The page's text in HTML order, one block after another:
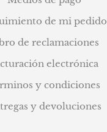
de mi pedido
de reclamaciones
electrónica
y condiciones
y devoluciones